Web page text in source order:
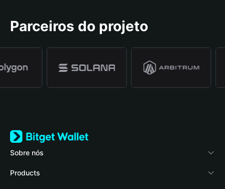
Parceiros do projeto
Sobre nós
Bitget Wallet
Products